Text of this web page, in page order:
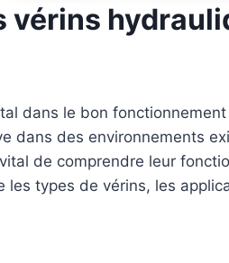
dans le bon
dans des environnements
de comprendre leur
types de vérins, les